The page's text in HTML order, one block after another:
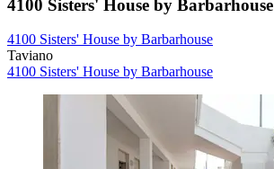
4100 Sisters' House by Barbarhouse
4100 Sisters' House by Barbarhouse
Taviano
4100 Sisters' House by Barbarhouse